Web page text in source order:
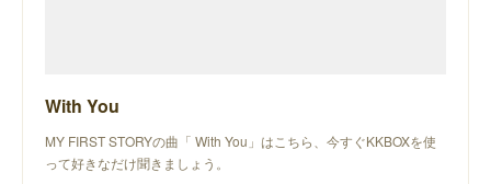
With You
MY FIRST STORYの曲「 With You」はこちら、今すぐKKBOXを使
って好きなだけ聞きましょう。